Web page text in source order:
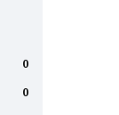
0
0